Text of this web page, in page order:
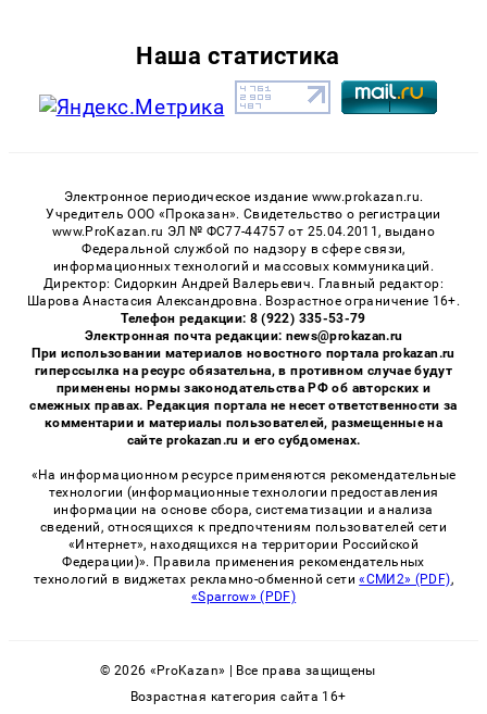
Наша статистика
Электронное периодическое издание www.prokazan.ru.
Учредитель ООО «Проказан». Cвидетельство о регистрации
www.ProKazan.ru ЭЛ № ФС77-44757 от 25.04.2011, выдано
Федеральной службой по надзору в сфере связи,
информационных технологий и массовых коммуникаций.
Директор: Сидоркин Андрей Валерьевич. Главный редактор:
Шарова Анастасия Александровна. Возрастное ограничение 16+.
Телефон редакции: 8 (922) 335-53-79
Электронная почта редакции: news@prokazan.ru
При использовании материалов новостного портала prokazan.ru
гиперссылка на ресурс обязательна, в противном случае будут
применены нормы законодательства РФ об авторских и
смежных правах. Редакция портала не несет ответственности за
комментарии и материалы пользователей, размещенные на
сайте prokazan.ru и его субдоменах.
«На информационном ресурсе применяются рекомендательные
технологии (информационные технологии предоставления
информации на основе сбора, систематизации и анализа
сведений, относящихся к предпочтениям пользователей сети
«Интернет», находящихся на территории Российской
Федерации)». Правила применения рекомендательных
технологий в виджетах рекламно-обменной сети«СМИ2» (PDF),
«Sparrow» (PDF)
© 2026 «ProKazan» | Все права защищены
Возрастная категория сайта 16+